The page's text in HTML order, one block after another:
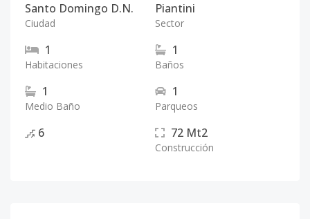
Santo Domingo D.N.
Ciudad
Piantini
Sector
1
Habitaciones
1
Baños
1
Medio Baño
1
Parqueos
6 72 Mt2
Construcción